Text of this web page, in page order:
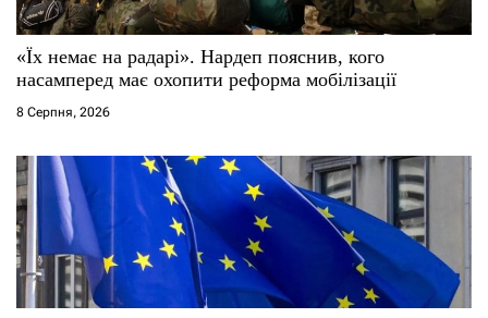
«Їх немає на радарі». Нардеп пояснив, кого
насамперед має охопити реформа мобілізації
8 Серпня, 2026